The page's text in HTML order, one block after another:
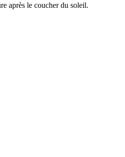
après le coucher du soleil.